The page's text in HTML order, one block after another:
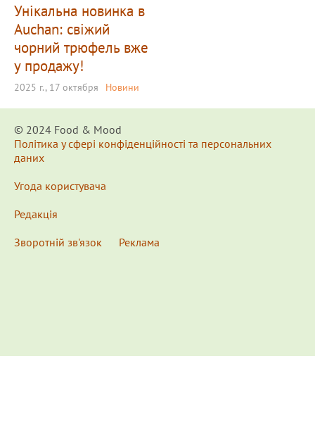
Унікальна новинка в
Auchan: свіжий
чорний трюфель вже
у продажу!
2025 г., 17 октября Новини
© 2024 Food & Мood
Політика у сфері конфіденційності та персональних
даних
Угода користувача
Редакція
Зворотній зв'язок
Реклама